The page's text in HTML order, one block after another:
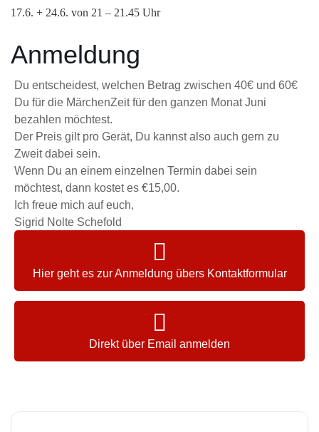
17.6. + 24.6. von 21 – 21.45 Uhr
Anmeldung
Du entscheidest, welchen Betrag zwischen 40€ und 60€
Du für die MärchenZeit für den ganzen Monat Juni
bezahlen möchtest.
Der Preis gilt pro Gerät, Du kannst also auch gern zu
Zweit dabei sein.
Wenn Du an einem einzelnen Termin dabei sein
möchtest, dann kostet es €15,00.
Ich freue mich auf euch,
Sigrid Nolte Schefold
Hier geht es zur Anmeldung übers Kontaktformular
Direkt über Email anmelden